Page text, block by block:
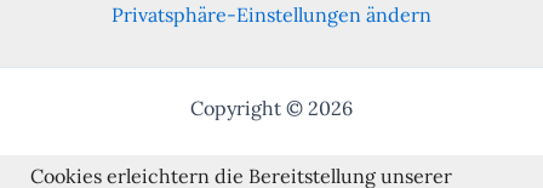
Privatsphäre-Einstellungen ändern
Copyright © 2026
Cookies erleichtern die Bereitstellung unserer